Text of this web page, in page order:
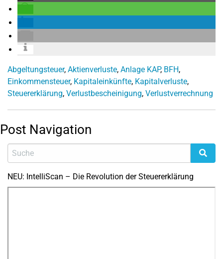
Abgeltungsteuer, Aktienverluste, Anlage KAP, BFH,
Einkommensteuer, Kapitaleinkünfte, Kapitalverluste,
Steuererklärung, Verlustbescheinigung, Verlustverrechnung
Post Navigation
NEU: IntelliScan – Die Revolution der Steuererklärung